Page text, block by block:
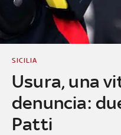
Usura, una
denuncia:
Patti
SICILIA